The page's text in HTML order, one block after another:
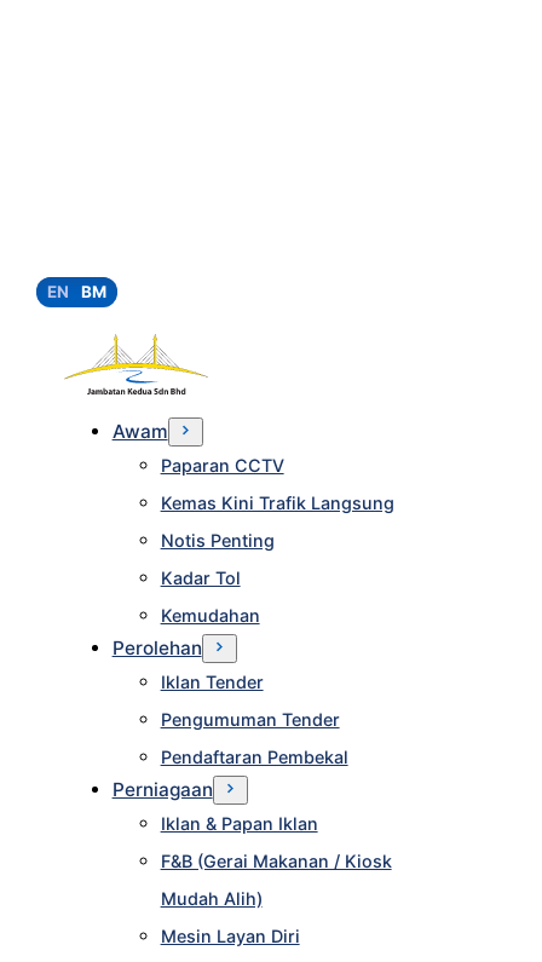
EN BM
Awam
Paparan CCTV
Kemas Kini Trafik Langsung
Notis Penting
Kadar Tol
Kemudahan
Perolehan
Iklan Tender
Pengumuman Tender
Pendaftaran Pembekal
Perniagaan
Iklan & Papan Iklan
F&B (Gerai Makanan / Kiosk
Mudah Alih)
Mesin Layan Diri